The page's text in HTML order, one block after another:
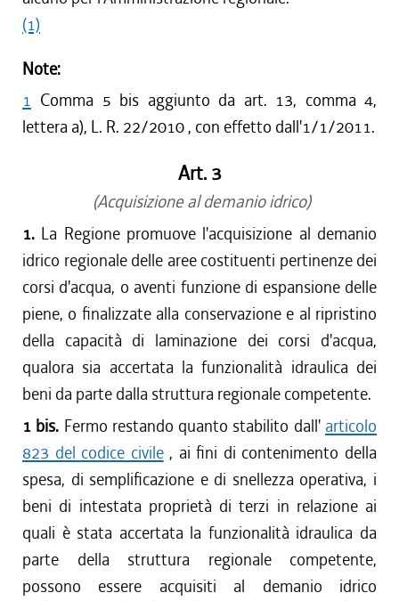
(1)
Note:
1 Comma 5 bis aggiunto da art. 13, comma 4,
lettera a), L. R. 22/2010 , con effetto dall'1/1/2011.
Art. 3
(Acquisizione al demanio idrico)
1. La Regione promuove l'acquisizione al demanio
idrico regionale delle aree costituenti pertinenze dei
corsi d'acqua, o aventi funzione di espansione delle
piene, o finalizzate alla conservazione e al ripristino
della capacità di laminazione dei corsi d'acqua,
qualora sia accertata la funzionalità idraulica dei
beni da parte dalla struttura regionale competente.
1 bis. Fermo restando quanto stabilito dall' articolo
823 del codice civile, ai fini di contenimento della
spesa, di semplificazione e di snellezza operativa, i
beni di intestata proprietà di terzi in relazione ai
quali è stata accertata la funzionalità idraulica da
parte della struttura regionale competente,
possono essere acquisiti al demanio idrico